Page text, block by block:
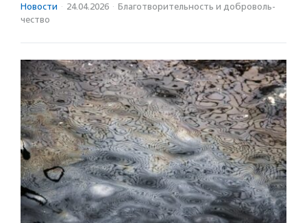
Новости · 24.04.2026 · Благотвори­тель­ность и доброволь­
чест­во